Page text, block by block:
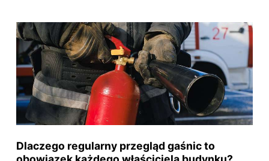
Dlaczego regularny przegląd gaśnic to